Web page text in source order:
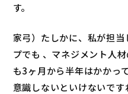
す。
家弓）たしかに、私が担
プでも 、マネジメント人
も3ヶ月から半年はかかっ
意識しないといけないです